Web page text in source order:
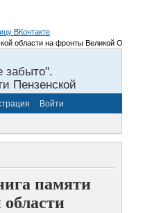
на фронты Великой
забыто".
Пензенской
Войти
памяти